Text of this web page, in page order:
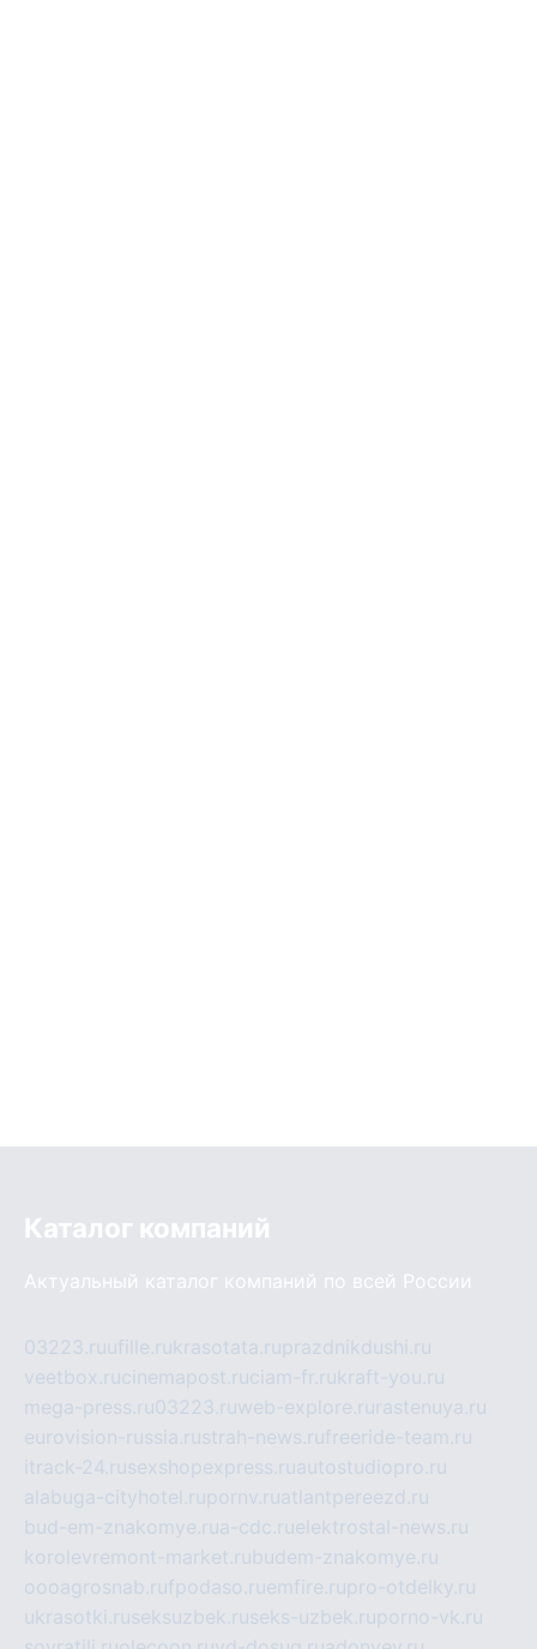
Каталог компаний
Актуальный каталог компаний по всей России
03223.ruufille.rukrasotata.ruprazdnikdushi.ru
veetbox.rucinemapost.ruciam-fr.rukraft-you.ru
mega-press.ru03223.ruweb-explore.ru rastenuya.ru
eurovision-russia.rustrah-news.rufreeride-team.ru
itrack-24.rusexshopexpress.ruautostudiopro.ru
alabuga-cityhotel.rupornv.ruatlantpereezd.ru
bud-em-znakomye.rua-cdc.ruelektrostal-news.ru
korolevremont-market.rubudem-znakomye.ru
oooagrosnab.rufpodaso.ruemfire.rupro-otdelky.ru
ukrasotki.ruseksuzbek.ruseks-uzbek.ruporno-vk.ru